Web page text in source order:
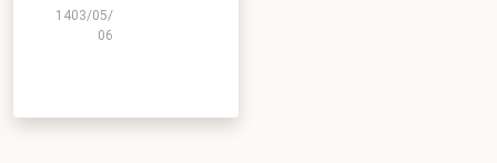
1403/05/
06